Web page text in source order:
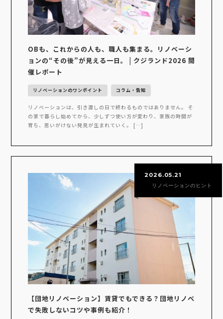
OBも、これからの人も、職人も集まる。リノベーシ
ョンの“その後”が見える一日。 | クジランド2026 開
催レポート
リノベーションのワンポイント コラム・告知
リノベーションは、引き渡しの日で終わるものではありません。 そ
の家で暮らし始めてから、少しずつ使い方が変わり、家族の時間が
育ち、思いがけない発見が生まれていく。 […]
2026.05.21
リノベーションのヒント
【団地リノベーション】賃貸でもできる？団地リノベ
で失敗しないコツや事例も紹介！